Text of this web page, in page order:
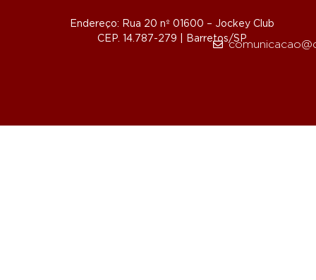
Endereço: Rua 20 nº 01600 – Jockey Club
CEP. 14.787-279 | Barretos/SP